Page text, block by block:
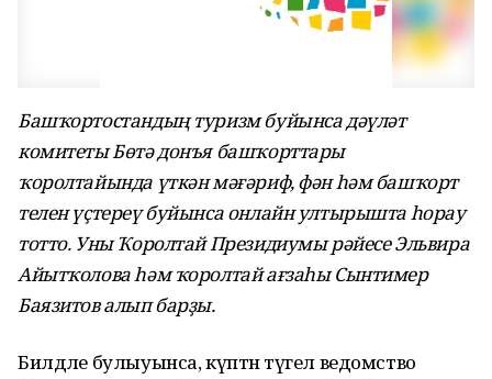
Башҡортостандың туризм буйынса дәүләт
комитеты Бөтә донъя башҡорттары
ҡоролтайында үткән мәғәриф, фән һәм башҡорт
телен үҫтереү буйынса онлайн ултырышта һорау
тотто. Уны Ҡоролтай Президиумы рәйесе Эльвира
Айытҡолова һәм ҡоролтай ағзаһы Сынтимер
Баязитов алып барҙы.
Билдәле булыуынса, күптән түгел ведомство